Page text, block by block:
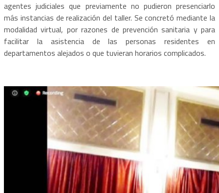
agentes judiciales que previamente no pudieron presenciarlo
más instancias de realización del taller. Se concretó mediante la
modalidad virtual, por razones de prevención sanitaria y para
facilitar la asistencia de las personas residentes en
departamentos alejados o que tuvieran horarios complicados.